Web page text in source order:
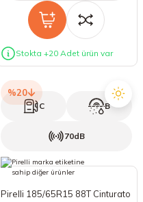
Stokta +20 Adet ürün var
%20
C B
70dB
Pirelli 185/65R15 88T Cinturato